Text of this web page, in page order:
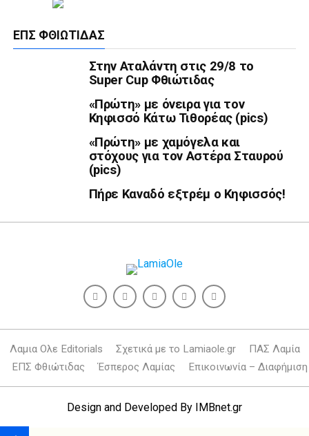
ΕΠΣ ΦΘΙΏΤΙΔΑΣ
Στην Αταλάντη στις 29/8 το
Super Cup Φθιώτιδας
«Πρώτη» με όνειρα για τον
Κηφισσό Κάτω Τιθορέας (pics)
«Πρώτη» με χαμόγελα και
στόχους για τον Αστέρα Σταυρού
(pics)
Πήρε Καναδό εξτρέμ ο Κηφισσός!
Λαμια Ολε Editorials Σχετικά με το Lamiaole.gr
ΠΑΣ Λαμία
ΕΠΣ Φθιώτιδας
Έσπερος Λαμίας Επικοινωνία – Διαφήμιση
Design and Developed By IMBnet.gr